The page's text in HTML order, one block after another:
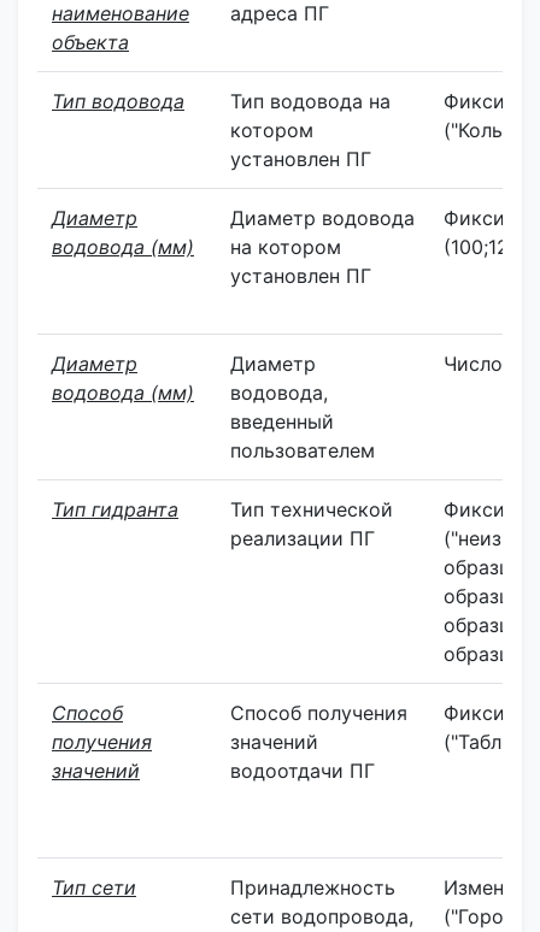
наименование
объекта
адреса ПГ
Тип водовода
Тип водовода на
котором
установлен ПГ
Диаметр
водовода (мм)
Диаметр водовода
на котором
установлен ПГ
Диаметр
водовода (мм)
Диаметр
водовода,
введенный
пользователем
Число
Тип гидранта
Тип технической
реализации ПГ
образца")
Способ
получения
значений
Способ получения
значений
водоотдачи ПГ
Тип сети
Принадлежность
сети водопровода,